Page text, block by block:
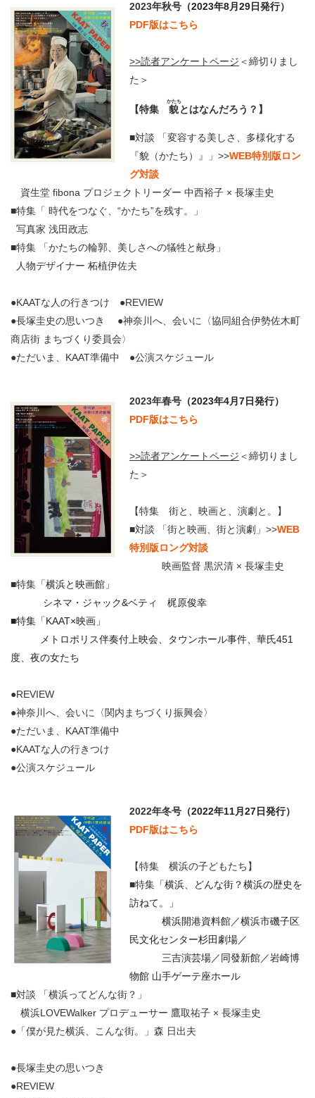
2023年秋号（2023年8月29日発行）
PDF版はこちら
>>読者アンケートページ ＜締切りまし
た＞
【特集 貌
かたち
とはなんだろう？】
■対談 「変容する美しさ、多様化する
『貌（かたち）』」>>WEB特別版ロン
グ対談
資生堂 fibona プロジェクトリーダー 中西裕子 × 長塚圭史
■特集「 時代をつなぐ、“かたち”を残す。」
写真家 浅田政志
■特集 「かたちの輪郭、美しさへの犠牲と献身」
人物デザイナー 柘植伊佐夫
●KAATな人の行きつけ ●REVIEW
●長塚圭史の思いつき ●神奈川へ、会いに〈協同組合伊勢佐木町
商店街 まちづくり委員会〉
●ただいま、KAAT準備中 ●公演スケジュール
2023年春号（2023年4月7日発行）
PDF版はこちら
>>読者アンケートページ ＜締切りまし
た＞
【特集 街と、映画と、演劇と。】
■対談 「街と映画、街と演劇」>>WEB
特別版ロング対談
映画監督 黒沢清 × 長塚圭史
■特集 「横浜と映画館」
シネマ・ジャック&ベティ 梶原俊幸
■特集「KAAT×映画」
メトロポリス伴奏付上映会、タウンホール事件、華氏451
度、夜の女たち
●REVIEW
●神奈川へ、会いに〈関内まちづくり振興会〉
●ただいま、KAAT準備中
●KAATな人の行きつけ
●公演スケジュール
2022年冬号（2022年11月27日発行）
PDF版はこちら
【特集 横浜の子どもたち】
■特集「横浜、どんな街？横浜の歴史を
訪ねて。」
横浜開港資料館／横浜市磯子区
民文化センター杉田劇場／
三吉演芸場／同發新館／岩崎博
物館 山手ゲーテ座ホール
■対談 「横浜ってどんな街？」
横浜LOVEWalker プロデューサー 鷹取祐子 × 長塚圭史
●「僕が見た横浜、こんな街。」森 日出夫
●長塚圭史の思いつき
●REVIEW